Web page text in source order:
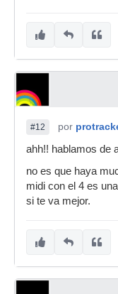
#12 por
ahh!! hablamos de
no es que haya
midi con el 4 es
si te va mejor.